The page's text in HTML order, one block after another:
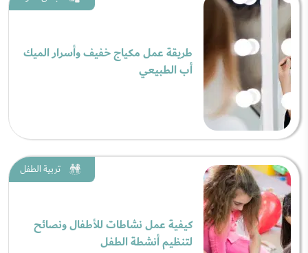
طريقة عمل مكياج خفيف وأسرار الميك
أب الطبيعي
تربية الطفل
كيفية عمل نشاطات للأطفال ونصائح
لتنظيم أنشطة الطفل